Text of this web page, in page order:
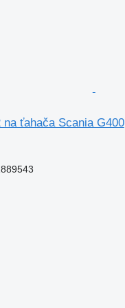
na ťahača Scania G400